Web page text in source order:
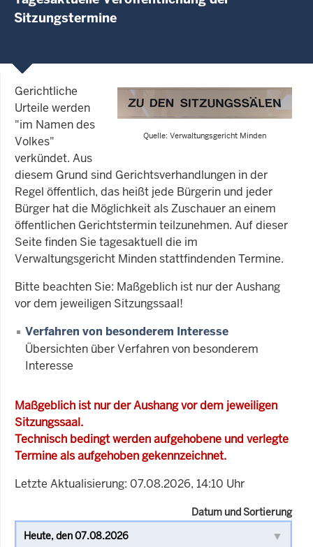
Sitzungstermine
Quelle: Verwaltungsgericht Minden
Gerichtliche
Urteile werden
"im Namen des
Volkes"
verkündet. Aus
diesem Grund sind Gerichtsverhandlungen in der
Regel öffentlich, das heißt jede Bürgerin und jeder
Bürger hat die Möglichkeit als Zuschauer an einem
öffentlichen Gerichtstermin teilzunehmen. Auf dieser
Seite finden Sie tagesaktuell die im
Verwaltungsgericht Minden stattfindenden Termine.
Bitte beachten Sie: Maßgeblich ist nur der Aushang
vor dem jeweiligen Sitzungssaal!
Verfahren von besonderem Interesse
Übersichten über Verfahren von besonderem
Interesse
Maßgeblich ist nur der Aushang vor dem jeweiligen
Sitzungssaal.
Technisch bedingt werden aufgehobene und verlegte
Termine als aufgehoben gekennzeichnet.
Letzte Aktualisierung: 07.08.2026, 14:10 Uhr
Datum und Sortierung